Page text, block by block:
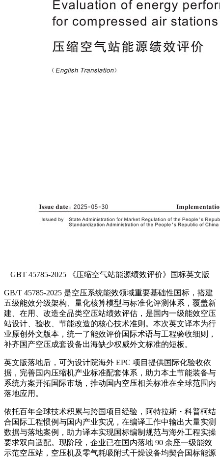
GBT 45785-2025 《压缩空气站能源绩效评价》国标英文版
GB/T 45785-2025 是空压系统能效领域重要基础性国标，搭建
五级能效分级架构、量化核算模型与标准化评测体系，覆盖新
建、在用、改造全品类空压站绩效评估，是国内一级能效空压
站设计、验收、节能改造的核心技术准则。本次英文译本为行
业原创外文版本，统一了能效评价国际术语与工程验收细则，
补齐国产空压成套设备出海缺少权威外文标准的短板。
英文版落地后，可为设计院海外 EPC 项目提供国际化验收依
据，完善国内压缩机产业标准配套体系，助力本土节能装备与
系统方案开拓国际市场，推动国内空压相关标准在全球范围内
落地应用。
依托百年全球技术积累与跨国项目经验，阿特拉斯・科普柯结
合国际工程惯例与国内产业实况，在编译工作中输出大量实测
数据与落地案例，助力译本实现国标编制规范与海外工程实操
要求双向适配。现阶段，企业已在国内落地 90 余座一级能效
示范空压站，空压机及零气耗吸附式干燥设备均契合国标能源